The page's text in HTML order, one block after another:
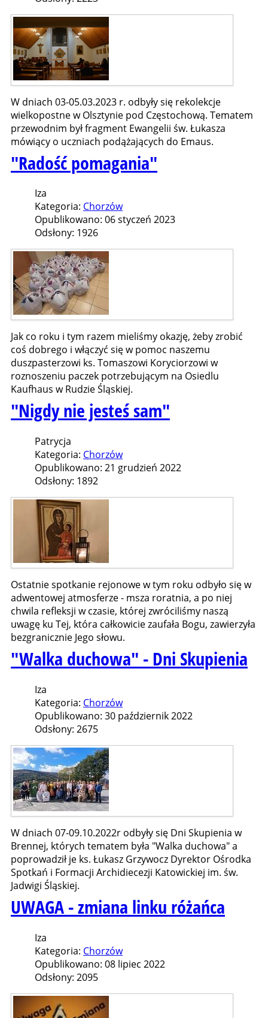
W dniach 03-05.03.2023 r. odbyły się rekolekcje
wielkopostne w Olsztynie pod Częstochową. Tematem
przewodnim był fragment Ewangelii św. Łukasza
mówiący o uczniach podążających do Emaus.
"Radość pomagania"
Iza
Kategoria: Chorzów
Opublikowano: 06 styczeń 2023
Odsłony: 1926
Jak co roku i tym razem mieliśmy okazję, żeby zrobić
coś dobrego i włączyć się w pomoc naszemu
duszpasterzowi ks. Tomaszowi Koryciorzowi w
roznoszeniu paczek potrzebującym na Osiedlu
Kaufhaus w Rudzie Śląskiej.
"Nigdy nie jesteś sam"
Patrycja
Kategoria: Chorzów
Opublikowano: 21 grudzień 2022
Odsłony: 1892
Ostatnie spotkanie rejonowe w tym roku odbyło się w
adwentowej atmosferze - msza roratnia, a po niej
chwila refleksji w czasie, której zwróciliśmy naszą
uwagę ku Tej, która całkowicie zaufała Bogu, zawierzyła
bezgranicznie Jego słowu.
"Walka duchowa" - Dni Skupienia
Iza
Kategoria: Chorzów
Opublikowano: 30 październik 2022
Odsłony: 2675
W dniach 07-09.10.2022r odbyły się Dni Skupienia w
Brennej, których tematem była "Walka duchowa" a
poprowadził je ks. Łukasz Grzywocz Dyrektor Ośrodka
Spotkań i Formacji Archidiecezji Katowickiej im. św.
Jadwigi Śląskiej.
UWAGA - zmiana linku różańca
Iza
Kategoria: Chorzów
Opublikowano: 08 lipiec 2022
Odsłony: 2095